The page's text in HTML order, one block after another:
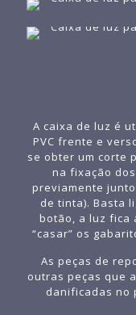
A caixa de luz é
PVC frente e
se obter um corte
na fixação
previamente
de tinta). Basta
botão, a luz fica
“casar” os
As peças de
outras peças que
danificadas no